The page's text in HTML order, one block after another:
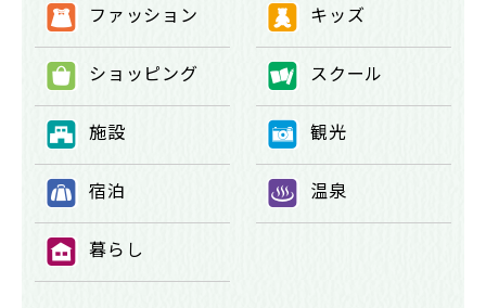
③ ファッション ④ キッズ
⑤ ショッピング ⑥ スクール
⑦ 施設 ⑧ 観光
⑨ 宿泊 ⑩ 温泉
⑪ 暮らし